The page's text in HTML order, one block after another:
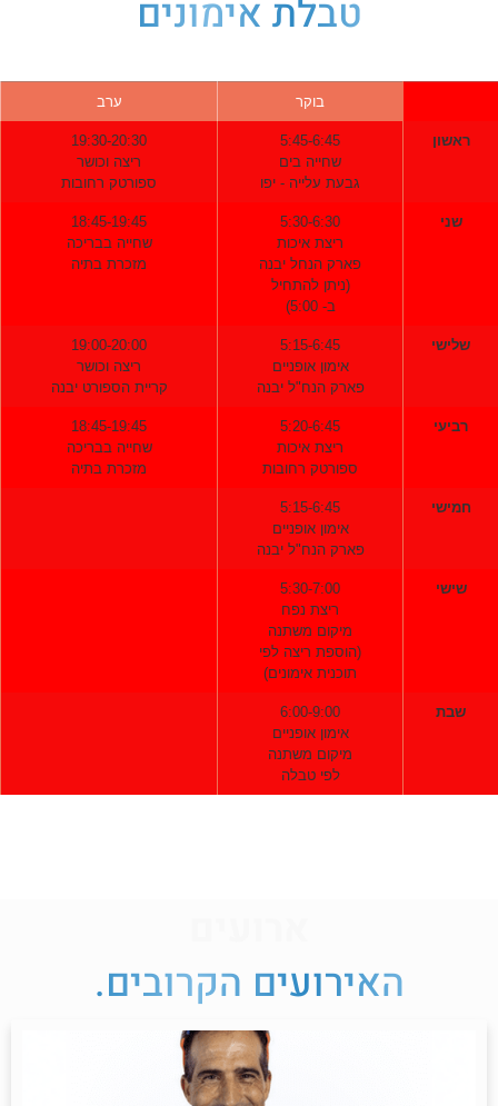
טבלת אימונים
בוקר
ערב
5:45-6:45
שחייה בים
גבעת עלייה - יפו
19:30-20:30
ריצה וכושר
ספורטק רחובות
5:30-6:30
ריצת איכות
פארק הנחל יבנה
(ניתן להתחיל
18:45-19:45
שחייה בבריכה
מזכרת בתיה
5:15-6:45
אימון אופניים
פארק הנח"ל יבנה
19:00-20:00
ריצה וכושר
קריית הספורט יבנה
5:20-6:45
ריצת איכות
ספורטק רחובות
18:45-19:45
שחייה בבריכה
מזכרת בתיה
5:15-6:45
אימון אופניים
פארק הנח"ל יבנה
5:30-7:00
ריצת נפח
מיקום משתנה
(הוספת ריצה לפי
תוכנית אימונים)
6:00-9:00
אימון אופניים
מיקום משתנה
לפי טבלה
האירועים הקרובים.